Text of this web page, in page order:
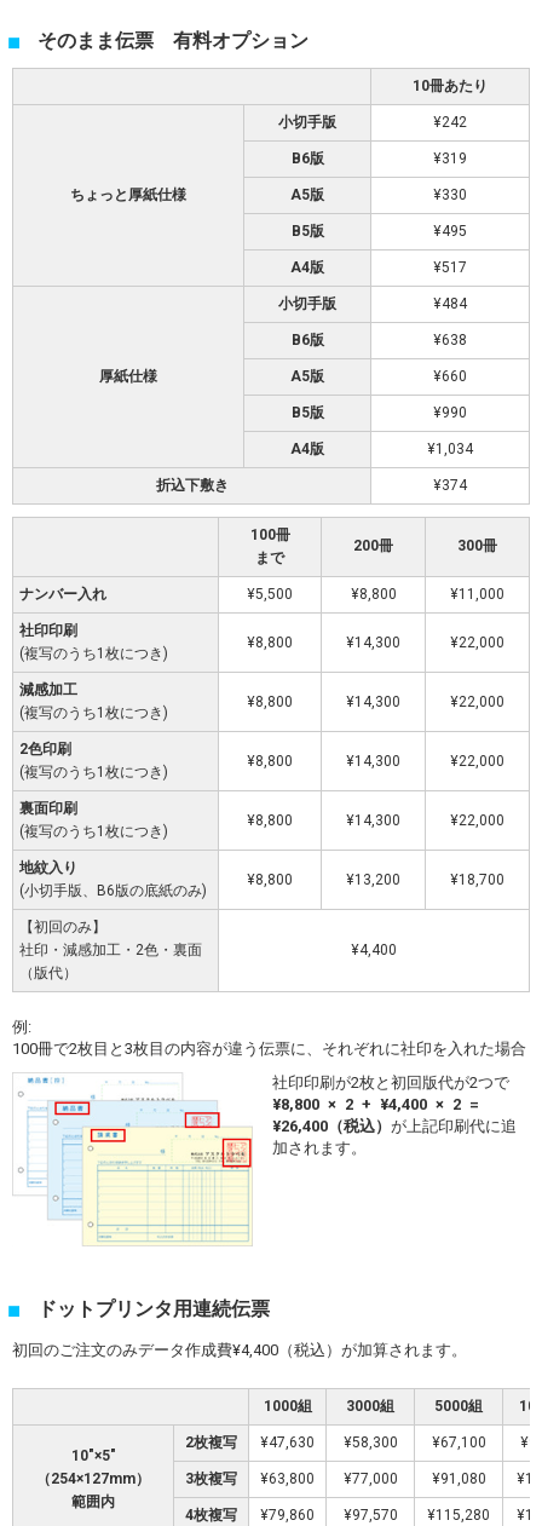
そのまま伝票 有料オプション
10冊あたり
ちょっと厚紙仕様
小切手版 ¥242
B6版 ¥319
A5版 ¥330
B5版 ¥495
A4版 ¥517
厚紙仕様
小切手版 ¥484
B6版 ¥638
A5版 ¥660
B5版 ¥990
A4版 ¥1,034
折込下敷き ¥374
100冊
まで
200冊 300冊
ナンバー入れ ¥5,500 ¥8,800 ¥11,000
社印印刷
(複写のうち1枚につき)
¥8,800 ¥14,300 ¥22,000
減感加工
(複写のうち1枚につき)
¥8,800 ¥14,300 ¥22,000
2色印刷
(複写のうち1枚につき)
¥8,800 ¥14,300 ¥22,000
裏面印刷
(複写のうち1枚につき)
¥8,800 ¥14,300 ¥22,000
地紋入り
(小切手版、B6版の底紙のみ)
¥8,800 ¥13,200 ¥18,700
【初回のみ】
社印・減感加工・2色・裏面
（版代）
¥4,400
例:
100冊で2枚目と3枚目の内容が違う伝票に、それぞれに社印を入れた場合
社印印刷が2枚と初回版代が2つで
¥8,800 × 2 + ¥4,400 × 2 =
¥26,400（税込）が上記印刷代に追
加されます。
ドットプリンタ用連続伝票
初回のご注文のみデータ作成費¥4,400（税込）が加算されます。
1000組 3000組 5000組
10″×5″
（254×127mm）
範囲内
2枚複写 ¥47,630 ¥58,300 ¥67,100
3枚複写 ¥63,800 ¥77,000 ¥91,080
4枚複写 ¥79,860 ¥97,570 ¥115,280